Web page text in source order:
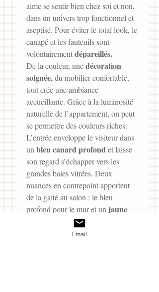
aime se sentir bien chez soi et non,
dans un univers trop fonctionnel et
aseptisé. Pour éviter le total look, le
canapé et les fauteuils sont
volontairement dépareillés.
De la couleur, une décoration
soignée, du mobilier confortable,
tout crée une ambiance
accueillante. Grâce à la luminosité
naturelle de l’appartement, on peut
se permettre des couleurs riches.
L’entrée enveloppe le visiteur dans
un bleu canard profond et laisse
son regard s’échapper vers les
grandes baies vitrées. Deux
nuances en contrepoint apportent
de la gaité au salon : le bleu
profond pour le mur et un jaune
pour le canapé. Le papier
peint de la chambre d’enfant
Email